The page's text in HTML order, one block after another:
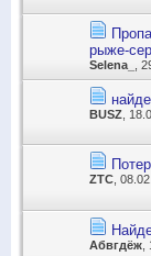
рыже-
Selena_ ,
BUSZ ,
ZTC ,
Абвгдёж